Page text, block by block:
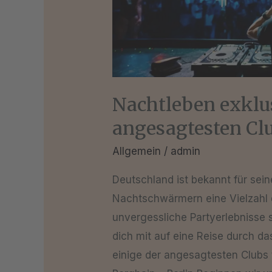
Nachtleben
angesagtesten
Allgemein / admin
Deutschland ist bekannt für
Nachtschwärmern eine
unvergessliche Partyerlebnisse
dich mit auf eine Reise durch
einige der angesagtesten
Clubs
Deutschlands